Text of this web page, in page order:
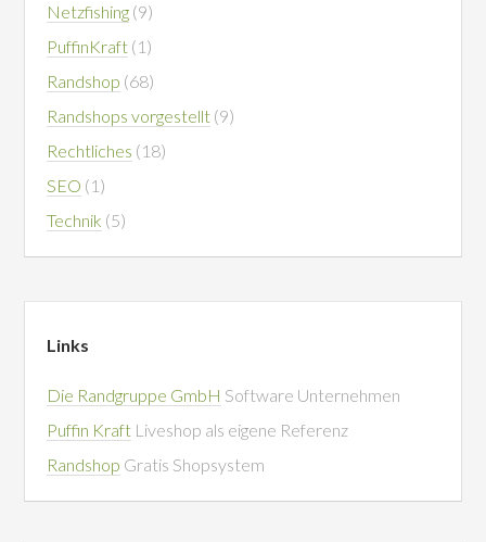
Netzfishing (9)
PuffinKraft (1)
Randshop (68)
Randshops vorgestellt (9)
Rechtliches (18)
SEO (1)
Technik (5)
Links
Die Randgruppe GmbH Software Unternehmen
Puffin Kraft Liveshop als eigene Referenz
Randshop Gratis Shopsystem